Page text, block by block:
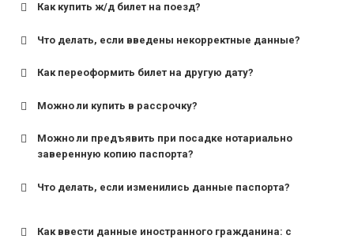
Как купить ж/д билет на поезд?
Что делать, если введены некорректные данные?
Как переоформить билет на другую дату?
Можно ли купить в рассрочку?
Можно ли предъявить при посадке нотариально
заверенную копию паспорта?
Что делать, если изменились данные паспорта?
Как ввести данные иностранного гражданина: с